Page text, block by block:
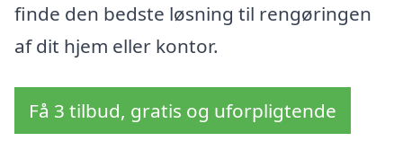
finde den bedste løsning til rengøringen
af dit hjem eller kontor.
Få 3 tilbud, gratis og uforpligtende